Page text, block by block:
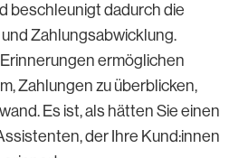
beschleunigt dadurch die
Zahlungsabwicklung.
ermöglichen
Zahlungen zu überblicken,
Es ist, als hätten Sie einen
der Ihre Kund:innen